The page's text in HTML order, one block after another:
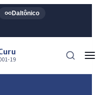
Daltônico
19